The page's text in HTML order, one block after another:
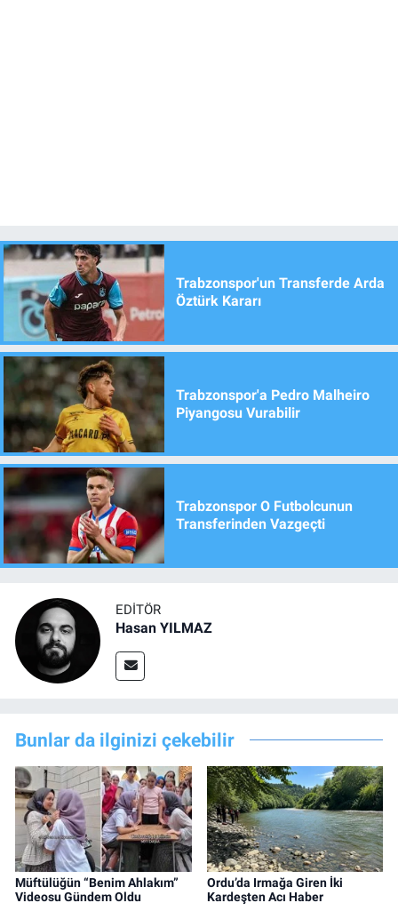
Trabzonspor'un Transferde Arda
Öztürk Kararı
Trabzonspor'a Pedro Malheiro
Piyangosu Vurabilir
Trabzonspor O Futbolcunun
Transferinden Vazgeçti
EDITÖR
Hasan YILMAZ
Bunlar da ilginizi çekebilir
Müftülüğün “Benim Ahlakım”
Videosu Gündem Oldu
Ordu’da Irmağa Giren İki
Kardeşten Acı Haber